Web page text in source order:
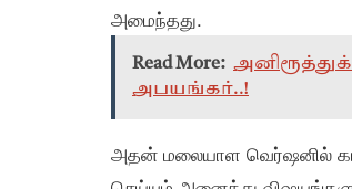
அமைந்தது.
Read More:
அபயங்கர்..!
அதன் மலையாள வெர்ஷனில்